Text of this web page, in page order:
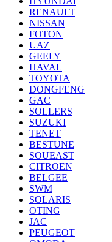
RENAULT
NISSAN
FOTON
UAZ
GEELY
HAVAL
TOYOTA
DONGFENG
GAC
SOLLERS
SUZUKI
TENET
BESTUNE
SOUEAST
CITROEN
BELGEE
SWM
SOLARIS
OTING
JAC
PEUGEOT